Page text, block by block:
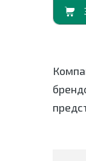
В корзину